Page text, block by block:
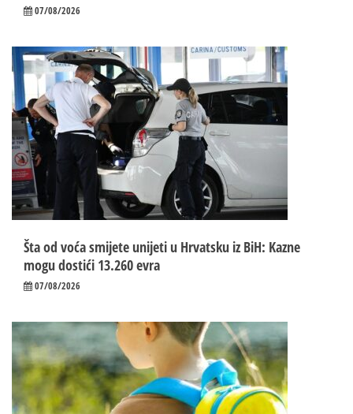
07/08/2026
Šta od voća smijete unijeti u Hrvatsku iz BiH: Kazne
mogu dostići 13.260 evra
07/08/2026